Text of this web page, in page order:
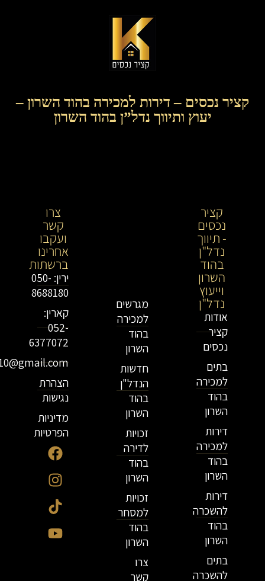
קציר נכסים – דירות למכירה בהוד השרון –
יעוץ ותיווך נדל”ן בהוד השרון
קציר
נכסים
- תיווך
נדל"ן
בהוד
השרון
וייעוץ
נדל"ן
אודות
קציר
נכסים
בתים
למכירה
בהוד
השרון
דירות
למכירה
בהוד
השרון
דירות
להשכרה
בהוד
השרון
בתים
להשכרה
מגרשים
למכירה
בהוד
השרון
חדשות
הנדל"ן
בהוד
השרון
זכויות
לדירה
בהוד
השרון
זכויות
למסחר
בהוד
השרון
צרו
קשר
צרו
קשר
ועקבו
אחרינו
ברשתות
ירין: 050-
8688180
קארין:
052-
6377072
הצהרת
נגישות
מדיניות
הפרטיות